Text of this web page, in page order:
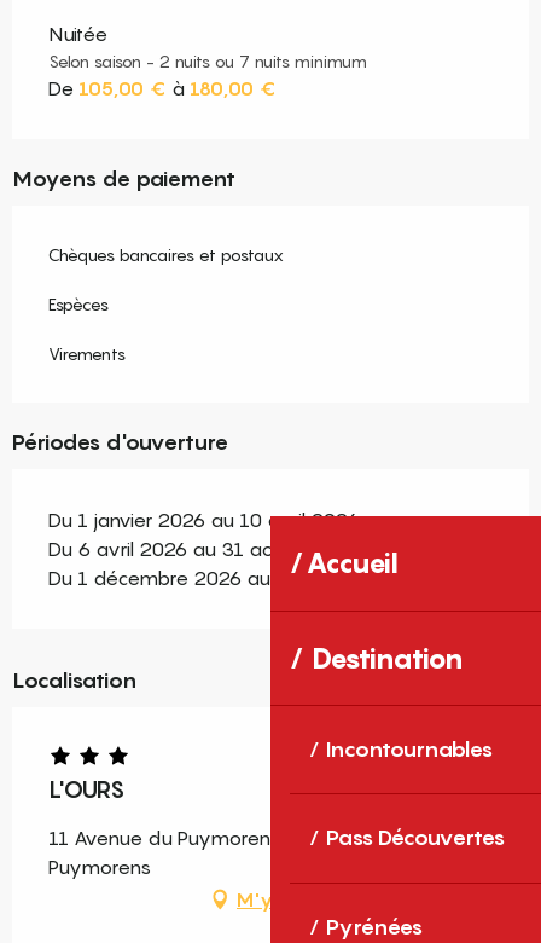
Accueil
Destination
Incontournables
Pass Découvertes
Pyrénées
Nuitée
Selon saison - 2 nuits ou 7 nuits minimum
De 105,00 € à 180,00 €
Moyens de paiement
Chèques bancaires et postaux
Espèces
Virements
Périodes d'ouverture
Du 1 janvier 2026 au 10 avril 2026
Du 6 avril 2026 au 31 août 2026
Du 1 décembre 2026 au 31 décembre 2026
Localisation
L'OURS
11 Avenue du Puymorens, 66760 Porté-
Puymorens
M'y rendre